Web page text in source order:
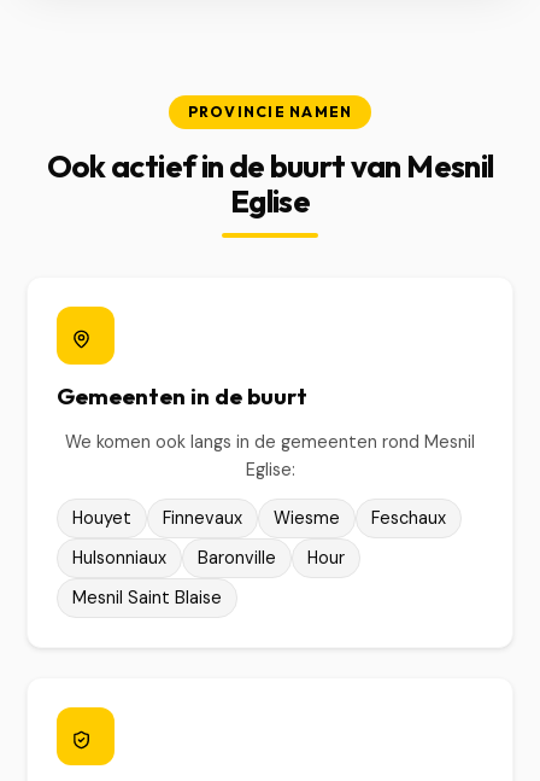
PROVINCIE NAMEN
Ook actief in de buurt van Mesnil
Eglise
Gemeenten in de buurt
We komen ook langs in de gemeenten rond Mesnil
Eglise:
Houyet Finnevaux Wiesme
Feschaux
Hulsonniaux
Baronville
Hour
Mesnil Saint Blaise